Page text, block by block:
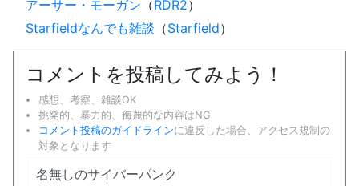
アーサー・モーガン （RDR2）
Starfieldなんでも雑談 （Starfield）
コメントを投稿してみよう！
感想、考察、雑談OK
挑発的、暴力的、侮蔑的な内容はNG
コメント投稿のガイドラインに違反した場合、アクセス規制の
対象となります